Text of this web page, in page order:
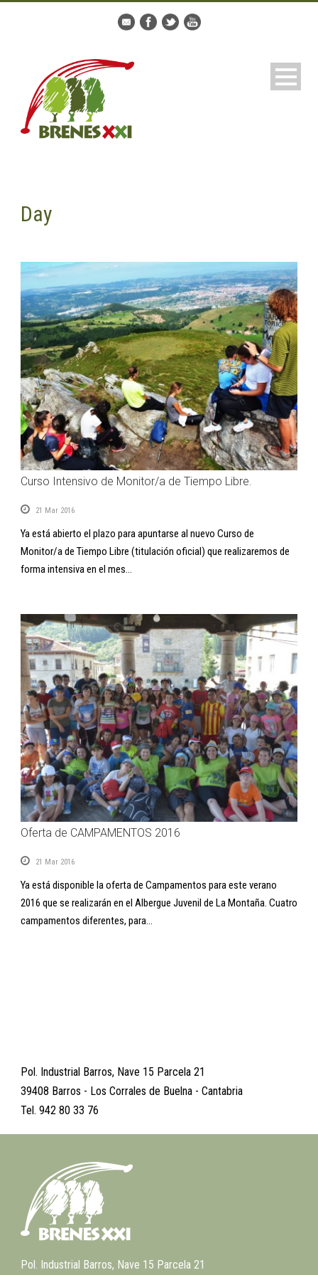
Day
Curso Intensivo de Monitor/a de Tiempo Libre.
21 Mar 2016
Ya está abierto el plazo para apuntarse al nuevo Curso de
Monitor/a de Tiempo Libre (titulación oficial) que realizaremos de
forma intensiva en el mes...
Oferta de CAMPAMENTOS 2016
21 Mar 2016
Ya está disponible la oferta de Campamentos para este verano
2016 que se realizarán en el Albergue Juvenil de La Montaña. Cuatro
campamentos diferentes, para...
Pol. Industrial Barros, Nave 15 Parcela 21
39408 Barros - Los Corrales de Buelna - Cantabria
Tel. 942 80 33 76
Pol. Industrial Barros, Nave 15 Parcela 21